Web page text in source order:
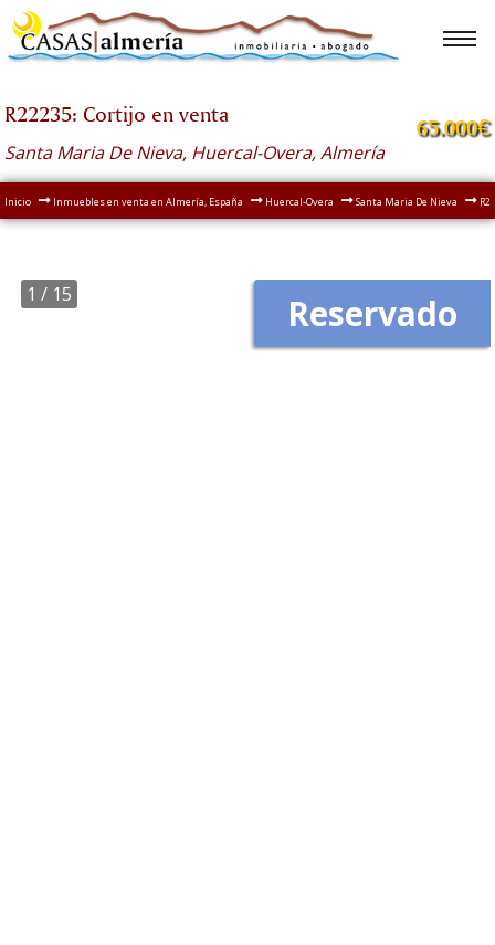
R22235: Cortijo en venta
Santa Maria De Nieva, Huercal-Overa, Almería
65.000€
Inicio Inmuebles en venta en Almería, España Huercal-Overa Santa Maria De Nieva
Reservado
1 / 15